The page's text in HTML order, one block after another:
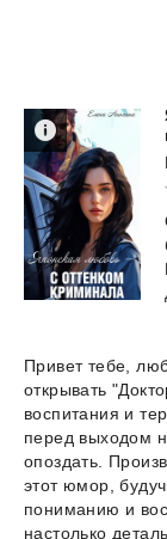
Привет тебе,
открывать
воспитания и
перед выходом
опоздать.
этот юмор,
пониманию и
настолько